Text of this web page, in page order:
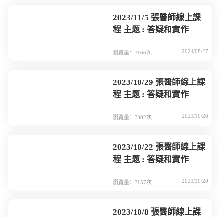
2023/11/5 張醫師線上課
程 主題 : 答疑和實作
瀏覽量：2166次 2024/08/27
2023/10/29 張醫師線上課
程 主題 : 答疑和實作
瀏覽量：3302次 2023/10/26
2023/10/22 張醫師線上課
程 主題 : 答疑和實作
瀏覽量：3157次 2023/10/20
2023/10/8 張醫師線上課